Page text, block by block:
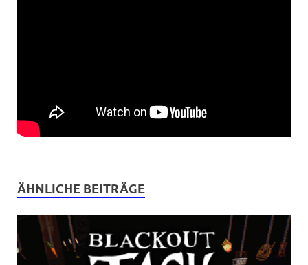
ÄHNLICHE BEITRÄGE